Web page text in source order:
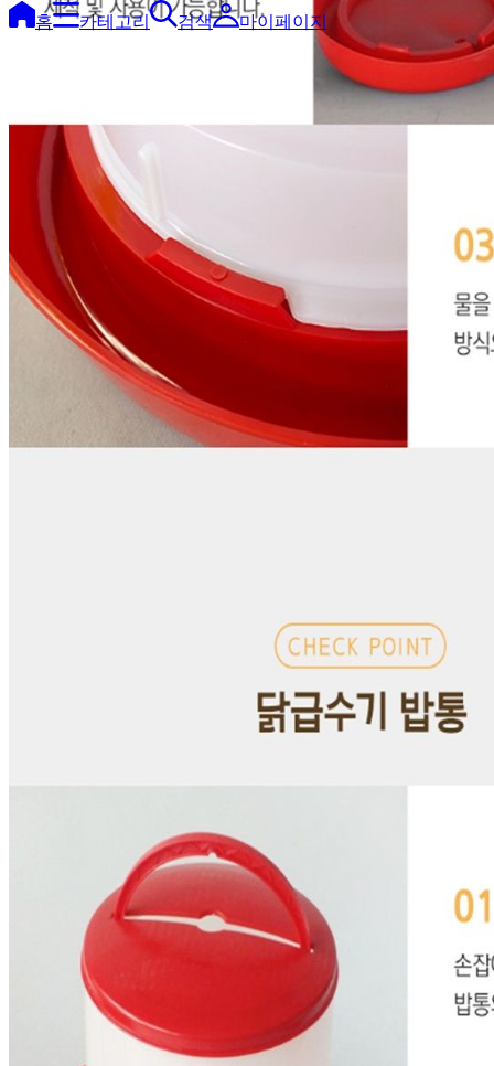
홈
카테고리 검색 마이페이지